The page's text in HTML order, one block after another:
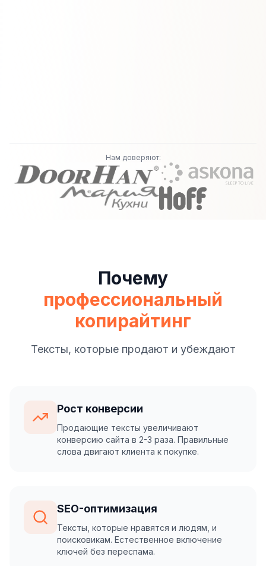
Нам доверяют:
Почему
профессиональный
копирайтинг
Тексты, которые продают и убеждают
Рост конверсии
Продающие тексты увеличивают
конверсию сайта в 2-3 раза. Правильные
слова двигают клиента к покупке.
SEO-оптимизация
Тексты, которые нравятся и людям, и
поисковикам. Естественное включение
ключей без переспама.